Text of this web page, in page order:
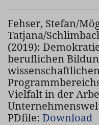
Fehser, Stefan/
Tatjana/
(2019):
beruflichen
Vielfalt in der
PDfile: Download